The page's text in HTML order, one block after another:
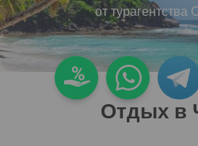
от турагентства
Отдых в